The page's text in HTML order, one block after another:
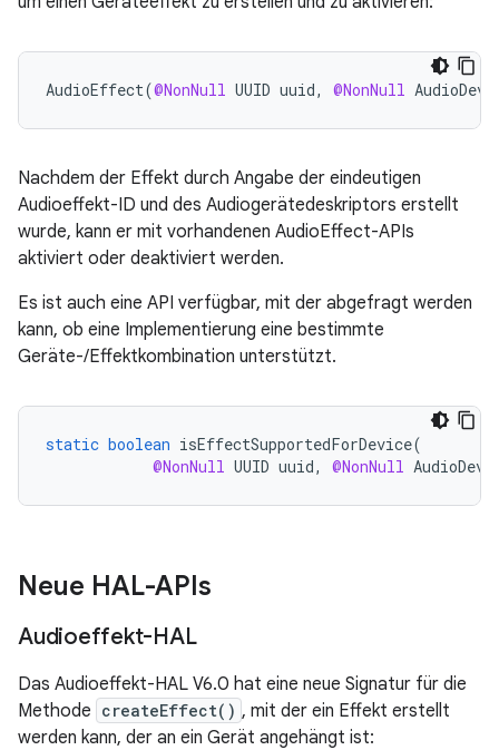
AudioEffect(@NonNull UUID uuid, @NonNull
Nachdem der Effekt durch Angabe der eindeutigen
Audioeffekt-ID und des Audiogerätedeskriptors erstellt
wurde, kann er mit vorhandenen AudioEffect-APIs
aktiviert oder deaktiviert werden.
Es ist auch eine API verfügbar, mit der abgefragt werden
kann, ob eine Implementierung eine bestimmte
Geräte-/Effektkombination unterstützt.
static boolean isEffectSupportedForDevice(
@NonNull UUID uuid, @NonNull
Neue HAL-APIs
Audioeffekt-HAL
Das Audioeffekt-HAL V6.0 hat eine neue Signatur für die
Methode createEffect() , mit der ein Effekt erstellt
werden kann, der an ein Gerät angehängt ist: